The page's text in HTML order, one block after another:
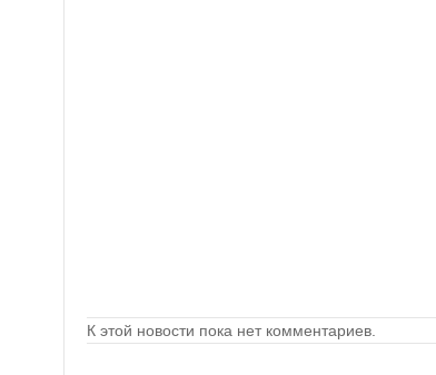
К этой новости пока нет комментариев.